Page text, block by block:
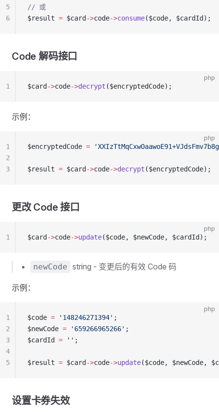
// 或
$result = $card ->code->consume($code, $cardId);
5
6
Code 解码接口
php
$card ->code->decrypt ($encryptedCode);
1
示例：
php
$encryptedCode =
$result = $card ->code->decrypt ($encryptedCode);
1
2
3
更改 Code 接口
php
$card ->code->update($code, $newCode, $cardId);
1
newCode string - 变更后的有效 Code 码
示例：
php
$code = '148246271394' ;
$newCode = '659266965266' ;
$cardId = '' ;
$result = $card ->code->update($code, $newCode,
1
2
3
4
5
设置卡券失效